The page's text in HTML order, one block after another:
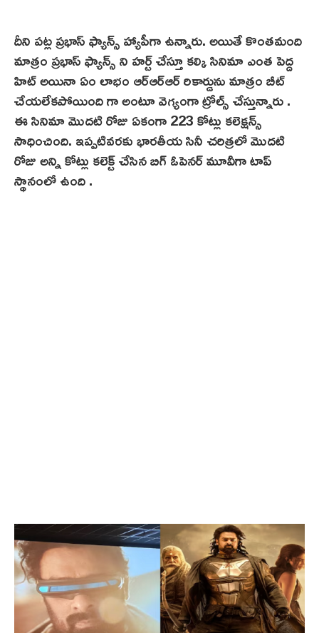
దీని పట్ల ప్రభాస్ ఫ్యాన్స్ హ్యాపీగా ఉన్నారు. అయితే కొంతమంది
మాత్రం ప్రభాస్ ఫ్యాన్స్ ని హర్ట్ చేస్తూ కల్కి సినిమా ఎంత పెద్ద
హిట్ అయినా ఏం లాభం ఆర్ఆర్ఆర్ రికార్డును మాత్రం బీట్
చేయలేకపోయింది గా అంటూ వెగ్యంగా ట్రోల్స్ చేస్తున్నారు .
ఈ సినిమా మొదటి రోజు ఏకంగా 223 కోట్లు కలెక్షన్స్
సాధించింది. ఇప్పటివరకు భారతీయ సినీ చరిత్రలో మొదటి
రోజు అన్ని కోట్లు కలెక్ట్ చేసిన బిగ్ ఓపెనర్ మూవీగా టాప్
స్థానంలో ఉంది .